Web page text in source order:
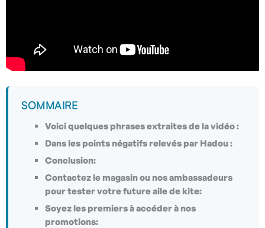
SOMMAIRE
Voici quelques phrases extraites de la vidéo :
Dans les points négatifs relevés par Hadou :
Conclusion:
Contactez le magasin ou nos ambassadeurs
pour tester votre future aile de kite:
Soyez les premiers à accéder à nos
promotions: